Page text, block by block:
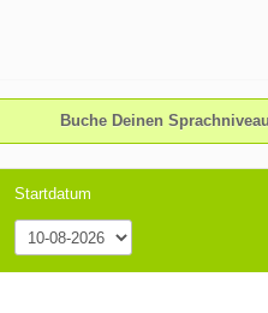
Buche Deinen
Startdatum